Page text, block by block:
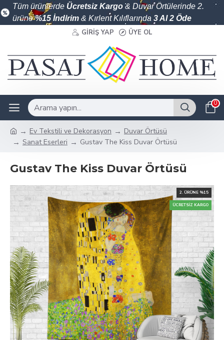
Tüm ürünlerde Ücretsiz Kargo& Duvar Örtülerinde 2.
ürüne%15 İndirim & Kırlent Kılıflarında 3 Al 2 Öde
GIRIŞ YAP ÜYE OL
0
Ev Tekstili ve Dekorasyon
Duvar Örtüsü
Sanat Eserleri
Gustav The Kiss Duvar Örtüsü
Gustav The Kiss Duvar Örtüsü
ÜCRETSIZ KARGO
2. ÜRÜNE %15